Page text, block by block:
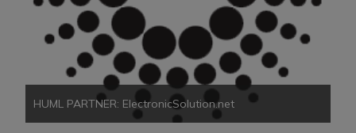
HUML PARTNER: ElectronicSolution.net